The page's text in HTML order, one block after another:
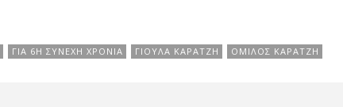
ΓΙΑ 6Η ΣΥΝΕΧΉ ΧΡΟΝΙΆ ΓΙΟΎΛΑ ΚΑΡΆΤΖΗ ΌΜΙΛΟΣ ΚΑΡΆΤΖΗ